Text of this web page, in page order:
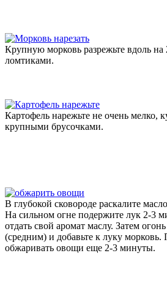
Крупную морковь разрежьте вдоль
ломтиками.
Картофель нарежьте не очень мелко,
крупными брусочками.
В глубокой сковороде раскалите
На сильном огне подержите лук 2-3
отдать свой аромат маслу. Затем
(средним) и добавьте к луку морковь.
обжаривать овощи еще 2-3 минуты.